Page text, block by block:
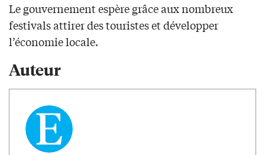
Le gouvernement espère grâce aux nombreux
festivals attirer des touristes et développer
l’économie locale.
Auteur